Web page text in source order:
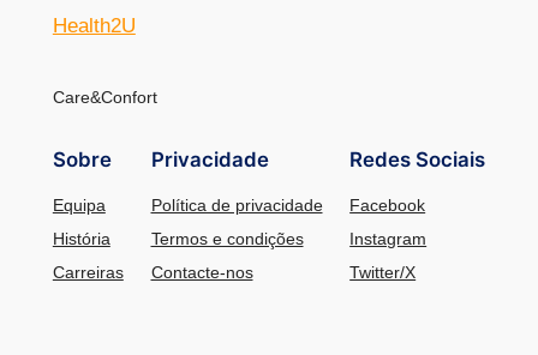
Health2U
Care&Confort
Sobre
Equipa
História
Carreiras
Privacidade
Política de privacidade
Termos e condições
Contacte-nos
Redes Sociais
Facebook
Instagram
Twitter/X